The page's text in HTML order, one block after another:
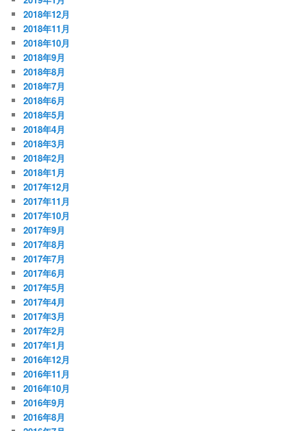
2018年12月
2018年11月
2018年10月
2018年9月
2018年8月
2018年7月
2018年6月
2018年5月
2018年4月
2018年3月
2018年2月
2018年1月
2017年12月
2017年11月
2017年10月
2017年9月
2017年8月
2017年7月
2017年6月
2017年5月
2017年4月
2017年3月
2017年2月
2017年1月
2016年12月
2016年11月
2016年10月
2016年9月
2016年8月